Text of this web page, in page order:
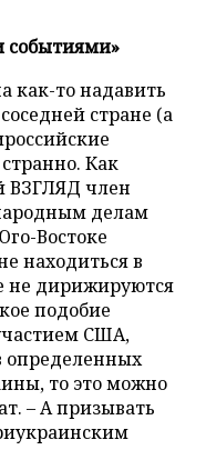
событиями»
как-то надавить
стране (а
Как
ВЗГЛЯД член
делам
Востоке
находиться в
не дирижируются
подобие
США,
определенных
то это можно
–А призывать